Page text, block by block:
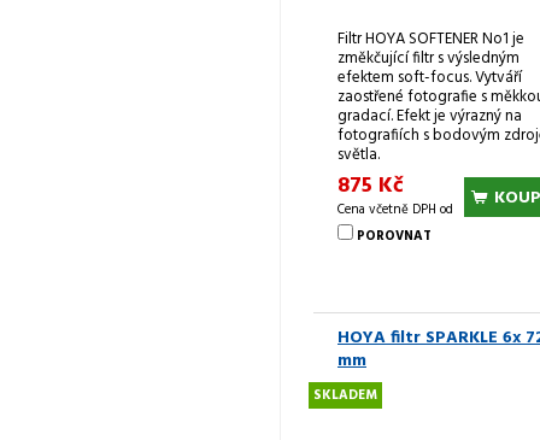
Filtr HOYA SOFTENER No1 je
změkčující filtr s výsledným
efektem soft-focus. Vytváří
zaostřené fotografie s
gradací. Efekt je výrazný na
fotografiích s bodovým
světla.
875 Kč
Cena včetně DPH od
POROVNAT
HOYA filtr SPARKLE 6x
mm
SKLADEM